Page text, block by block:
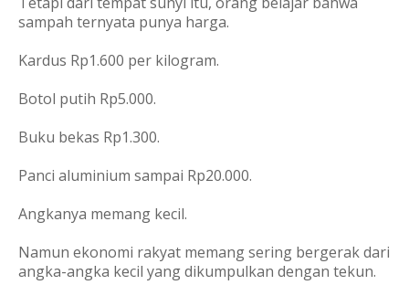
sampah ternyata punya harga.
Kardus Rp1.600 per kilogram.
Botol putih Rp5.000.
Buku bekas Rp1.300.
Panci aluminium sampai Rp20.000.
Angkanya memang kecil.
Namun ekonomi rakyat memang sering bergerak dari
angka-angka kecil yang dikumpulkan dengan tekun.